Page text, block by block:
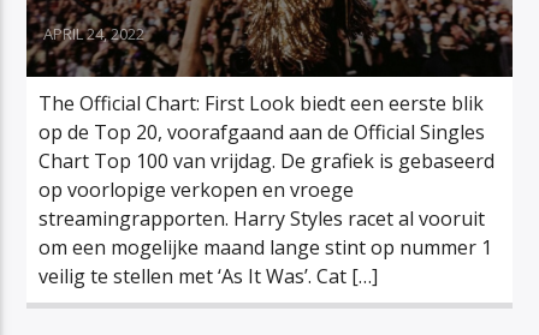
APRIL 24, 2022
The Official Chart: First Look biedt een eerste blik
op de Top 20, voorafgaand aan de Official Singles
Chart Top 100 van vrijdag. De grafiek is gebaseerd
op voorlopige verkopen en vroege
streamingrapporten. Harry Styles racet al vooruit
om een mogelijke maand lange stint op nummer 1
veilig te stellen met ‘As It Was’. Cat […]